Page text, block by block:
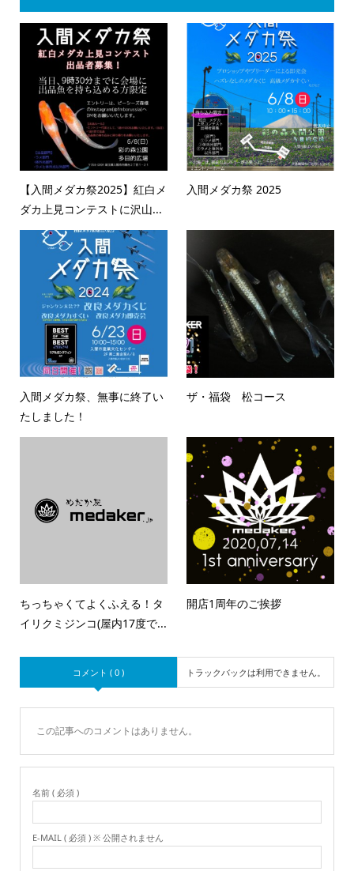
【入間メダカ祭2025】紅白メ
ダカ上見コンテストに沢山...
入間メダカ祭 2025
入間メダカ祭、無事に終了い
たしました！
ザ・福袋 松コース
ちっちゃくてよくふえる！タ
イリクミジンコ(屋内17度で...
開店1周年のご挨拶
コメント ( 0 ) トラックバックは利用できません。
この記事へのコメントはありません。
名前 ( 必須 )
E-MAIL ( 必須 ) ※ 公開されません